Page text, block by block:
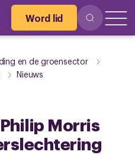
Word lid
en de groensector
Nieuws
Morris